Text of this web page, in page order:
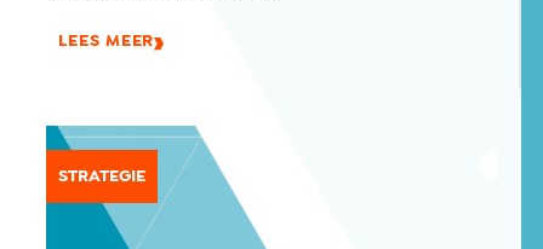
LEES MEER
STRATEGIE